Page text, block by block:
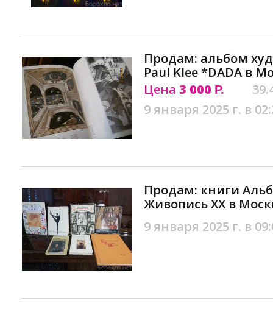
Продам: альбом
Paul Klee *DADA в
Цена 3 000 Р.
9 января 2025 г. в
Продам: книги
Живопись XX в
9 января 2025 г. в